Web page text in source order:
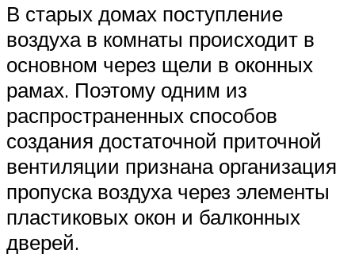
В старых домах поступление
воздуха в комнаты происходит в
основном через щели в оконных
рамах. Поэтому одним из
распространенных способов
создания достаточной приточной
вентиляции признана организация
пропуска воздуха через элементы
пластиковых окон и балконных
дверей.